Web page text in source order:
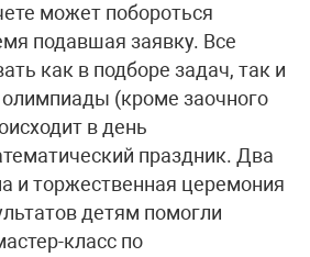
может побороться
подавшая заявку. Все
как в подборе задач, так и
олимпиады (кроме заочного
в день
праздник. Два
и торжественная церемония
детям помогли
класс по